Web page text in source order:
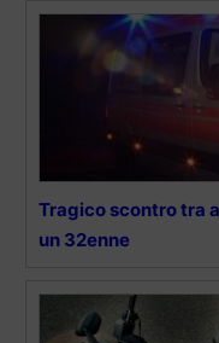
Tragico scontro tra
un 32enne